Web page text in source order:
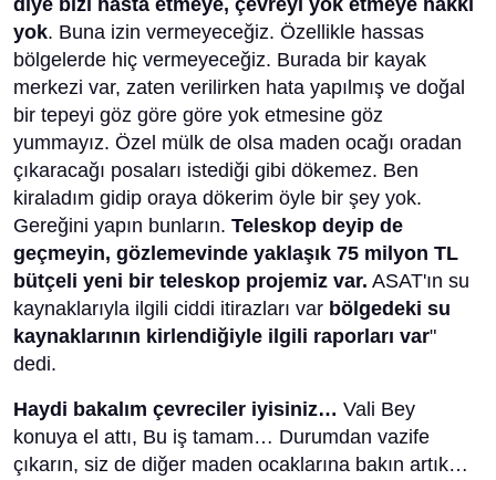
diye bizi hasta etmeye, çevreyi yok etmeye hakkı
yok. Buna izin vermeyeceğiz. Özellikle hassas
bölgelerde hiç vermeyeceğiz. Burada bir kayak
merkezi var, zaten verilirken hata yapılmış ve doğal
bir tepeyi göz göre göre yok etmesine göz
yummayız. Özel mülk de olsa maden ocağı oradan
çıkaracağı posaları istediği gibi dökemez. Ben
kiraladım gidip oraya dökerim öyle bir şey yok.
Gereğini yapın bunların. Teleskop deyip de
geçmeyin, gözlemevinde yaklaşık 75 milyon TL
bütçeli yeni bir teleskop projemiz var. ASAT'ın su
kaynaklarıyla ilgili ciddi itirazları var bölgedeki su
kaynaklarının kirlendiğiyle ilgili raporları var"
dedi.
Haydi bakalım çevreciler iyisiniz… Vali Bey
konuya el attı, Bu iş tamam… Durumdan vazife
çıkarın, siz de diğer maden ocaklarına bakın artık…